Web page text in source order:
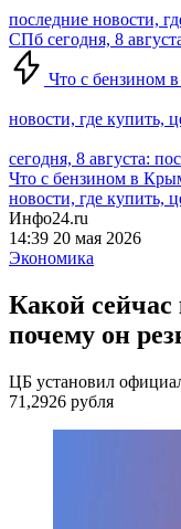
последние новости,
СПб сегодня, 8
Что с бензином в
новости, где купить,
сегодня, 8 августа:
Что с бензином в
новости, где купить,
Инфо24.ru
14:39 20 мая 2026
Экономика
Какой сейчас
почему он
ЦБ установил
71,2926 рубля